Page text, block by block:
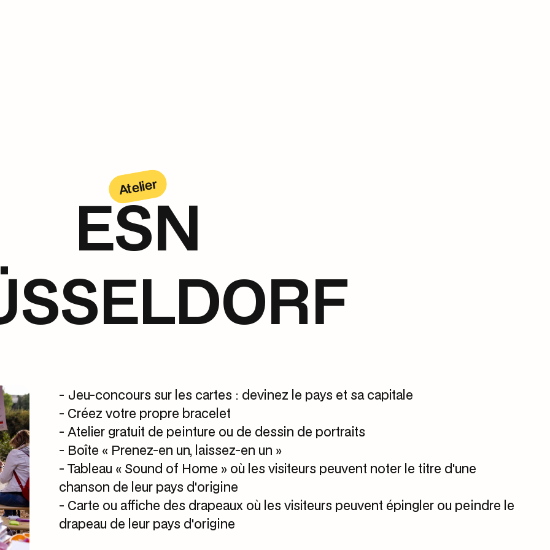
Atelier
ESN
- Jeu-concours sur les cartes : devinez le pays et sa capitale
- Créez votre propre bracelet
- Atelier gratuit de peinture ou de dessin de portraits
- Boîte « Prenez-en un, laissez-en un »
- Tableau « Sound of Home » où les visiteurs peuvent noter le titre d'une
chanson de leur pays d'origine
- Carte ou affiche des drapeaux où les visiteurs peuvent épingler ou peindre le
drapeau de leur pays d'origine